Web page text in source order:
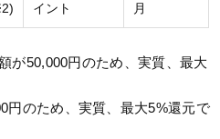
イント
月
50,000円のため、実質、最大
のため、実質、最大5%還元で